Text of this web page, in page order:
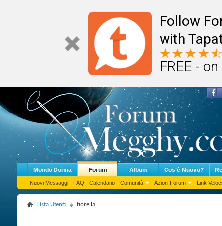
Follow
with
FREE -
Mondo Donna Forum
Nuovi Messaggi FAQ Calendario Comunità Azioni Forum Link Veloci
Album Cos'è Nuovo?
Lista Utenti fiorella